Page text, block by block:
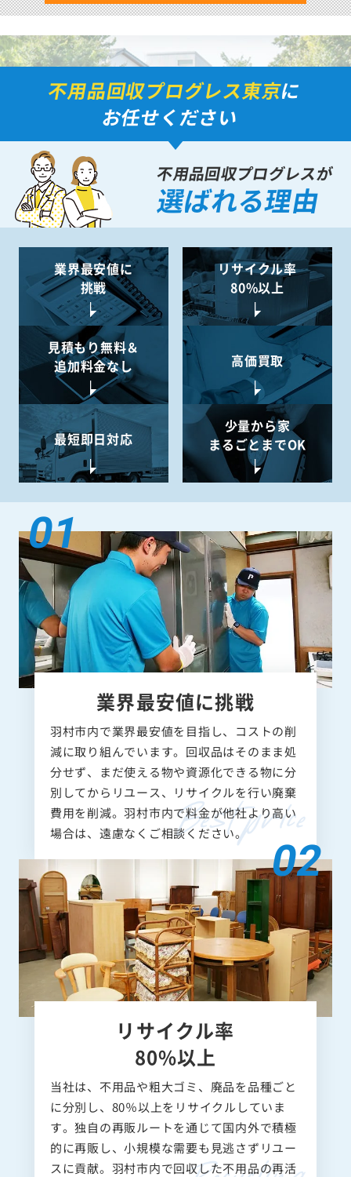
不用品回収プログレス東京に
お任せください
不用品回収プログレスが
選ばれる理由
業界最安値に
挑戦
リサイクル率
80%以上
見積もり無料＆
追加料金なし
高価買取
最短即日対応
少量から家
まるごとまでOK
業界最安値に挑戦
羽村市内で業界最安値を目指し、コストの削
減に取り組んでいます。回収品はそのまま処
分せず、まだ使える物や資源化できる物に分
別してからリユース、リサイクルを行い廃棄
費用を削減。羽村市内で料金が他社より高い
場合は、遠慮なくご相談ください。
リサイクル率
80%以上
当社は、不用品や粗大ゴミ、廃品を品種ごと
に分別し、80％以上をリサイクルしていま
す。独自の再販ルートを通じて国内外で積極
的に再販し、小規模な需要も見逃さずリユー
スに貢献。羽村市内で回収した不用品の再活